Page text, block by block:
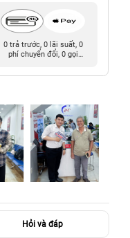
0 trả trước, 0 lãi suất, 0
phí chuyển đổi, 0 gọi
Hỏi và đáp